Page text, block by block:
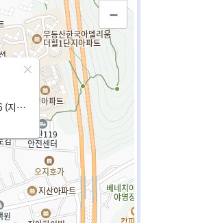
전남광주통합특별시 동구 준법로 16 (지산동)